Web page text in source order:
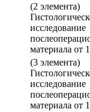
(2 элемента)
исследование
материала от
(3 элемента)
исследование
материала от